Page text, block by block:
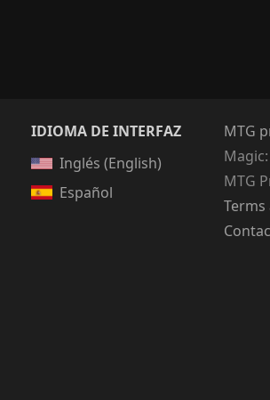
IDIOMA DE INTERFAZ
Inglés (English)
Español
MTG
MTG
Terms